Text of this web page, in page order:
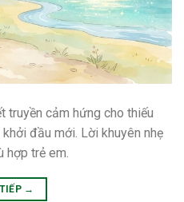
cảm hứng cho thiếu
đầu mới. Lời khuyên nhẹ
hợp trẻ em.
→